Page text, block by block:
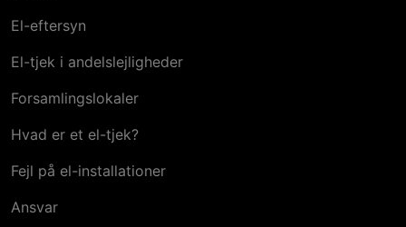
El-eftersyn
El-tjek i andelslejligheder
Forsamlingslokaler
Hvad er et el-tjek?
Fejl på el-installationer
Ansvar